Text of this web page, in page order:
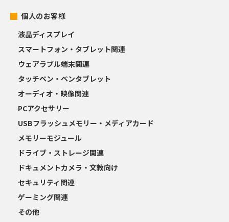
個人のお客様
液晶ディスプレイ
スマートフォン・タブレット関連
ウェアラブル端末関連
タッチペン・ペンタブレット
オーディオ・映像関連
PCアクセサリー
USBフラッシュメモリー・メディアカード
メモリーモジュール
ドライブ・ストレージ関連
ドキュメントカメラ・文教向け
セキュリティ関連
ゲーミング関連
その他